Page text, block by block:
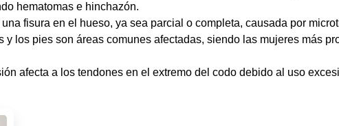
hematomas e hinchazón.
fisura en el hueso, ya sea parcial o completa, causada por
y los pies son áreas comunes afectadas, siendo las mujeres más
afecta a los tendones en el extremo del codo debido al uso